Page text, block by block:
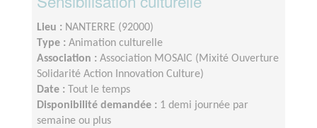
Lieu : NANTERRE (92000)
Type : Animation culturelle
Association : Association MOSAIC (Mixité Ouverture
Solidarité Action Innovation Culture)
Date :
Tout le temps
Disponibilité demandée : 1 demi journée par
semaine ou plus